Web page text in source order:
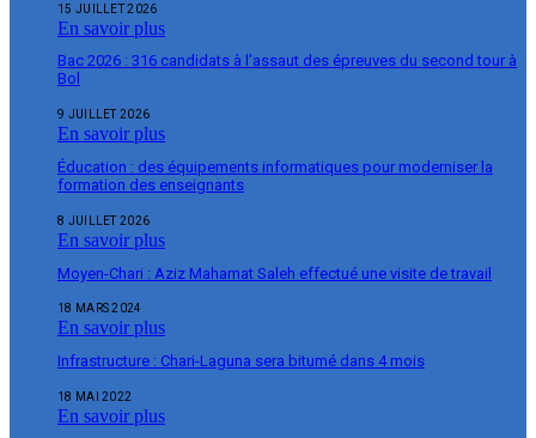
15 JUILLET 2026
En savoir plus
Bac 2026 : 316 candidats à l’assaut des épreuves du second tour à
Bol
9 JUILLET 2026
En savoir plus
Éducation : des équipements informatiques pour moderniser la
formation des enseignants
8 JUILLET 2026
En savoir plus
Moyen-Chari : Aziz Mahamat Saleh effectué une visite de travail
18 MARS 2024
En savoir plus
Infrastructure : Chari-Laguna sera bitumé dans 4 mois
18 MAI 2022
En savoir plus